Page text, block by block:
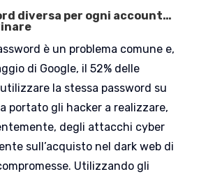
diversa per ogni account…
è un problema comune e,
di Google, il 52% delle
la stessa password su
portato gli hacker a realizzare,
degli attacchi cyber
sull’acquisto nel dark web di
Utilizzando gli